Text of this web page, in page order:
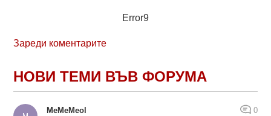
Error9
Зареди коментарите
НОВИ ТЕМИ ВЪВ ФОРУМА
MeMeMeol 0